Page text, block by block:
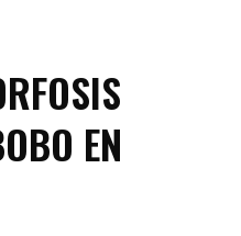
EN